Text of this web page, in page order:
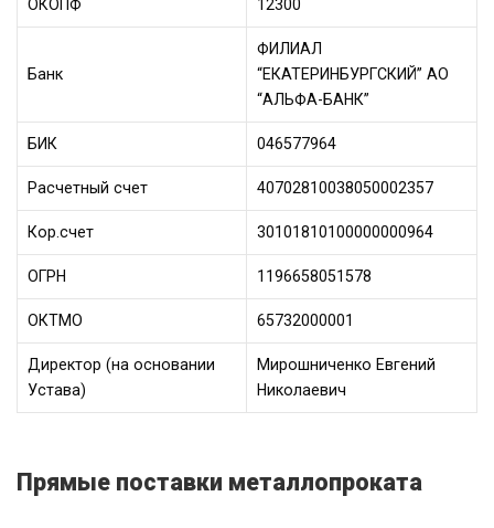
ОКОПФ 12300
Банк
ФИЛИАЛ
“ЕКАТЕРИНБУРГСКИЙ” АО
“АЛЬФА-БАНК”
БИК 046577964
Расчетный счет 40702810038050002357
Кор.счет 30101810100000000964
ОГРН 1196658051578
ОКТМО 65732000001
Директор (на основании
Устава)
Мирошниченко Евгений
Николаевич
Прямые поставки металлопроката